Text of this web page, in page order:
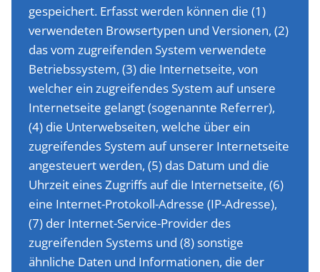
gespeichert. Erfasst werden können die (1)
verwendeten Browsertypen und Versionen, (2)
das vom zugreifenden System verwendete
Betriebssystem, (3) die Internetseite, von
welcher ein zugreifendes System auf unsere
Internetseite gelangt (sogenannte Referrer),
(4) die Unterwebseiten, welche über ein
zugreifendes System auf unserer Internetseite
angesteuert werden, (5) das Datum und die
Uhrzeit eines Zugriffs auf die Internetseite, (6)
eine Internet-Protokoll-Adresse (IP-Adresse),
(7) der Internet-Service-Provider des
zugreifenden Systems und (8) sonstige
ähnliche Daten und Informationen, die der